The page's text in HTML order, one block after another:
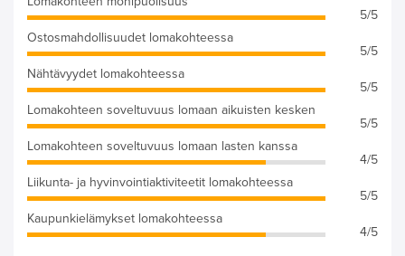
5/5
Ostosmahdollisuudet lomakohteessa
5/5
Nähtävyydet lomakohteessa
5/5
Lomakohteen soveltuvuus lomaan aikuisten kesken
5/5
Lomakohteen soveltuvuus lomaan lasten kanssa
4/5
Liikunta- ja hyvinvointiaktiviteetit lomakohteessa
5/5
Kaupunkielämykset lomakohteessa
4/5